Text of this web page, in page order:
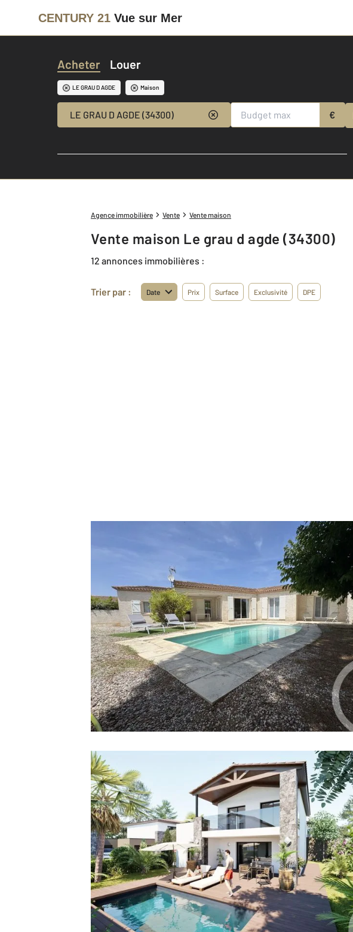
CENTURY 21 Vue sur Mer
Acheter Louer
LE GRAU D AGDE Maison
LE GRAU D AGDE (34300) €
Agence immobilière Vente Vente maison
Vente maison Le grau d agde (34300)
12 annonces immobilières :
Trier par : Date Prix Surface Exclusivité DPE